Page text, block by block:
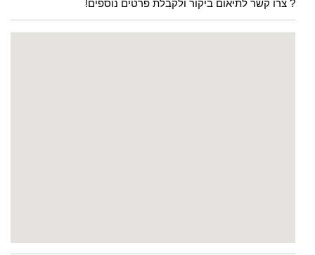
? צרו קשר לתיאום ביקור ולקבלת פרטים נוספים!